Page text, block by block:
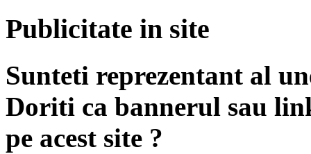
Publicitate in site
Sunteti reprezentant al
Doriti ca bannerul sau
pe acest site ?